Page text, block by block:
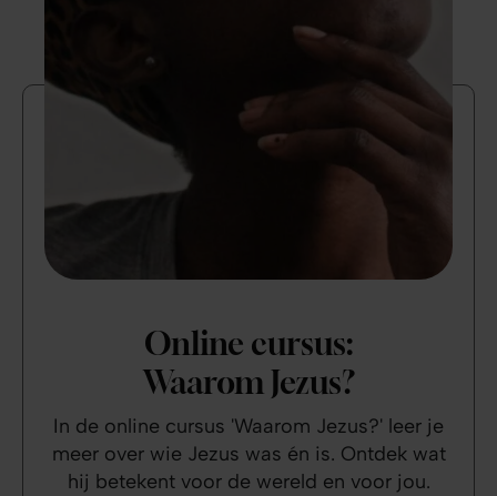
Online cursus:
Waarom Jezus?
In de online cursus 'Waarom Jezus?' leer je
meer over wie Jezus was én is. Ontdek wat
hij betekent voor de wereld en voor jou.